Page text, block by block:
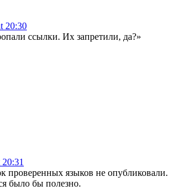
20:30
ссылки. Их запретили, да?»
проверенных языков не опубликовали.
было бы полезно.